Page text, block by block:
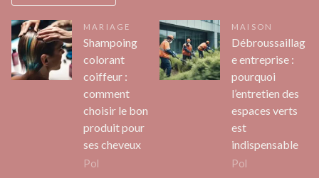
MARIAGE
Shampoing
colorant
coiffeur :
comment
choisir le bon
produit pour
ses cheveux
Pol
MAISON
Débroussaillag
e entreprise :
pourquoi
l’entretien des
espaces verts
est
indispensable
Pol